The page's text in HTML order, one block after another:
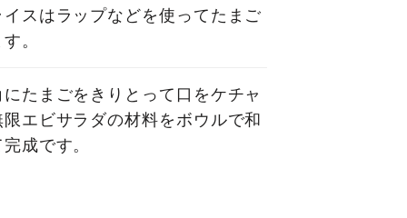
スはラップなどを使ってたまご
。
たまごをきりとって口をケチャ
エビサラダの材料をボウルで和
成です。